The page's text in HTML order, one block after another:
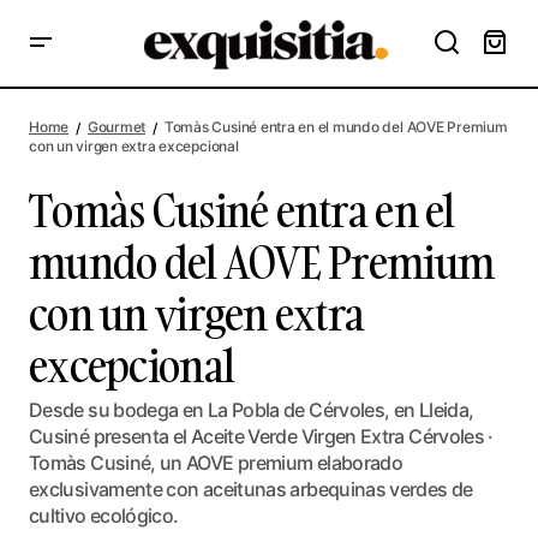
virgen extra excepcional
Home Gourmet
Tomàs Cusiné entra en el mundo del AOVE Premium
con un virgen extra excepcional
Tomàs Cusiné entra en el
mundo del AOVE Premium
con un virgen extra
excepcional
Desde su bodega en La Pobla de Cérvoles, en Lleida,
Cusiné presenta el Aceite Verde Virgen Extra Cérvoles ·
Tomàs Cusiné, un AOVE premium elaborado
exclusivamente con aceitunas arbequinas verdes de
cultivo ecológico.